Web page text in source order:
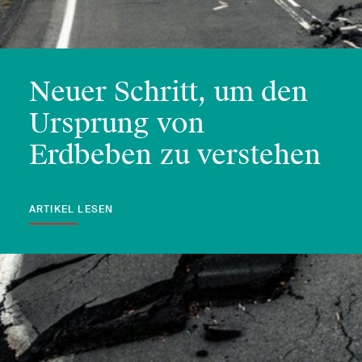
0
Neuer Schritt, um den
Ursprung von
Erdbeben zu verstehen
ARTIKEL LESEN